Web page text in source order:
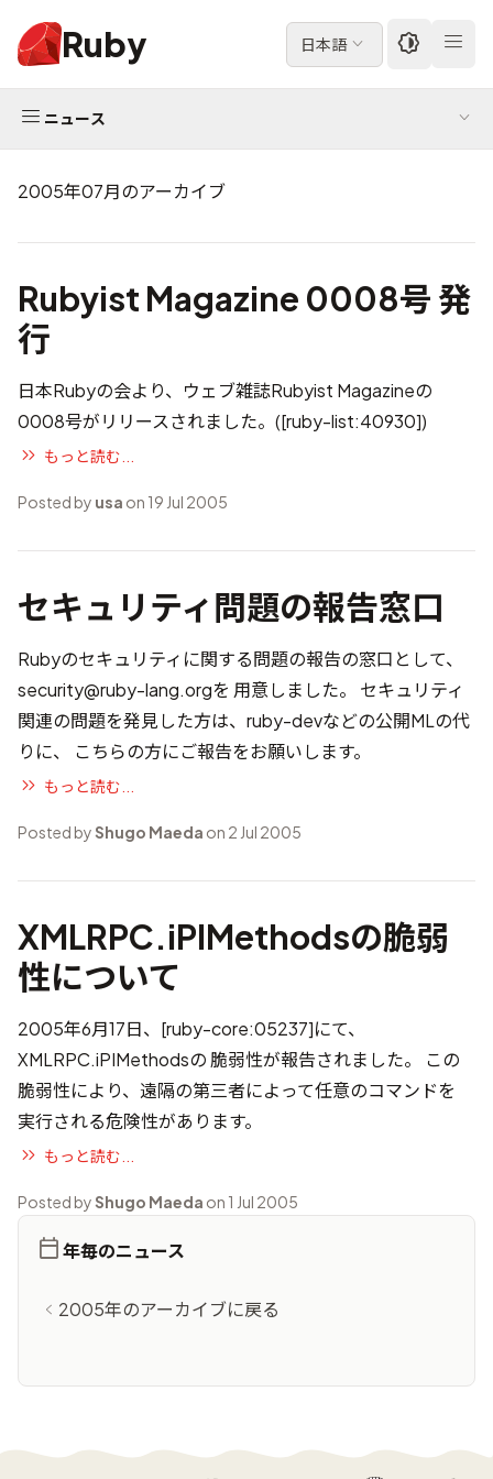
Ruby 日本語
ニュース
2005年07月のアーカイブ
Rubyist Magazine 0008号 発
行
日本Rubyの会より、ウェブ雑誌Rubyist Magazineの
0008号がリリースされました。([ruby-list:40930])
もっと読む...
Posted by usa on 19 Jul 2005
セキュリティ問題の報告窓口
Rubyのセキュリティに関する問題の報告の窓口として、
security@ruby-lang.orgを 用意しました。 セキュリティ
関連の問題を発見した方は、ruby-devなどの公開MLの代
りに、 こちらの方にご報告をお願いします。
もっと読む...
Posted byShugo Maeda on 2 Jul 2005
XMLRPC.iPIMethodsの脆弱
性について
2005年6月17日、[ruby-core:05237]にて、
XMLRPC.iPIMethodsの 脆弱性が報告されました。 この
脆弱性により、遠隔の第三者によって任意のコマンドを
実行される危険性があります。
もっと読む...
Posted byShugo Maeda on 1 Jul 2005
年毎のニュース
2005年のアーカイブに戻る